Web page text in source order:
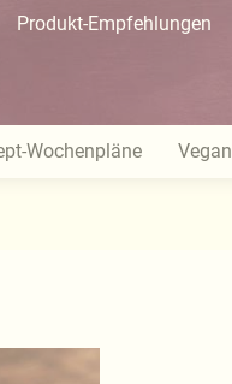
Produkt-Empfehlungen
Wochenpläne